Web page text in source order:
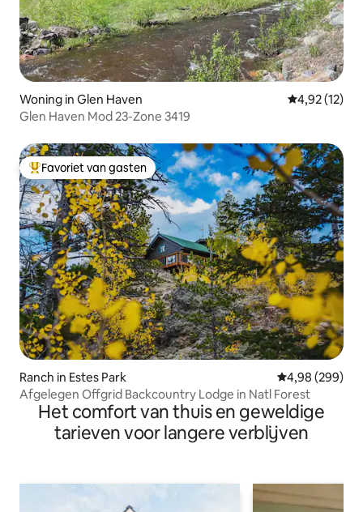
Woning in Glen Haven Gemiddelde
4,92 (12)
Glen Haven Mod 23-Zone 3419
Topfavoriet van gasten
Favoriet van gasten
Ranch in Estes Park Gemiddelde
4,98 (299)
Afgelegen Offgrid Backcountry Lodge in Natl Forest
Het comfort van thuis en geweldige
tarieven voor langere verblijven